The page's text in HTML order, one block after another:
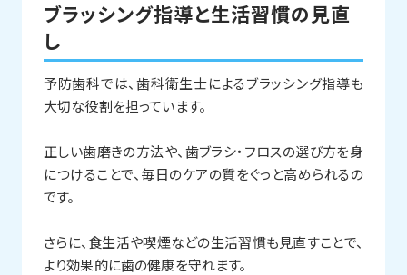
ブラッシング指導と生活習慣の見直
し
予防歯科では、歯科衛生士によるブラッシング指導も
大切な役割を担っています。
正しい歯磨きの方法や、歯ブラシ・フロスの選び方を身
につけることで、毎日のケアの質をぐっと高められるの
です。
さらに、食生活や喫煙などの生活習慣も見直すことで、
より効果的に歯の健康を守れます。